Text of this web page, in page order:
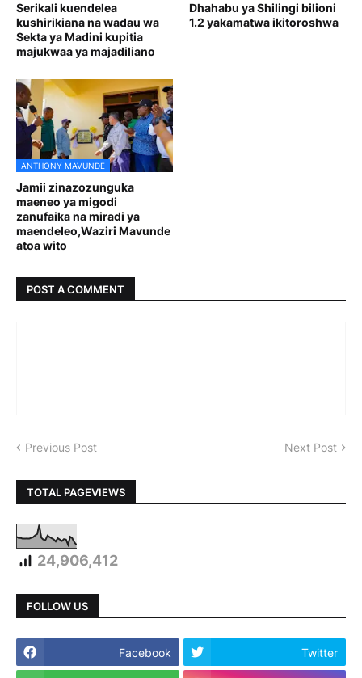
Serikali kuendelea
kushirikiana na wadau wa
Sekta ya Madini kupitia
majukwaa ya majadiliano
Dhahabu ya Shilingi bilioni
1.2 yakamatwa ikitoroshwa
ANTHONY MAVUNDE
Jamii zinazozunguka
maeneo ya migodi
zanufaika na miradi ya
maendeleo,Waziri Mavunde
atoa wito
POST A COMMENT
Previous Post Next Post
TOTAL PAGEVIEWS
24,906,412
FOLLOW US
Facebook Twitter